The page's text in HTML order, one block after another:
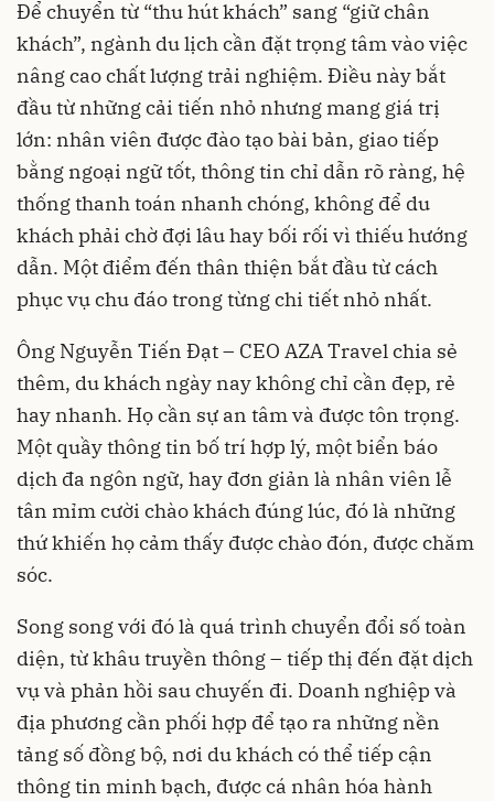
Để chuyển từ “thu hút khách” sang “giữ chân
khách”, ngành du lịch cần đặt trọng tâm vào việc
nâng cao chất lượng trải nghiệm. Điều này bắt
đầu từ những cải tiến nhỏ nhưng mang giá trị
lớn: nhân viên được đào tạo bài bản, giao tiếp
bằng ngoại ngữ tốt, thông tin chỉ dẫn rõ ràng, hệ
thống thanh toán nhanh chóng, không để du
khách phải chờ đợi lâu hay bối rối vì thiếu hướng
dẫn. Một điểm đến thân thiện bắt đầu từ cách
phục vụ chu đáo trong từng chi tiết nhỏ nhất.
Ông Nguyễn Tiến Đạt – CEO AZA Travel chia sẻ
thêm, du khách ngày nay không chỉ cần đẹp, rẻ
hay nhanh. Họ cần sự an tâm và được tôn trọng.
Một quầy thông tin bố trí hợp lý, một biển báo
dịch đa ngôn ngữ, hay đơn giản là nhân viên lễ
tân mỉm cười chào khách đúng lúc, đó là những
thứ khiến họ cảm thấy được chào đón, được chăm
sóc.
Song song với đó là quá trình chuyển đổi số toàn
diện, từ khâu truyền thông – tiếp thị đến đặt dịch
vụ và phản hồi sau chuyến đi. Doanh nghiệp và
địa phương cần phối hợp để tạo ra những nền
tảng số đồng bộ, nơi du khách có thể tiếp cận
thông tin minh bạch, được cá nhân hóa hành